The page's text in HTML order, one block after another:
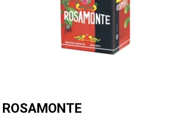
ROSAMONTE